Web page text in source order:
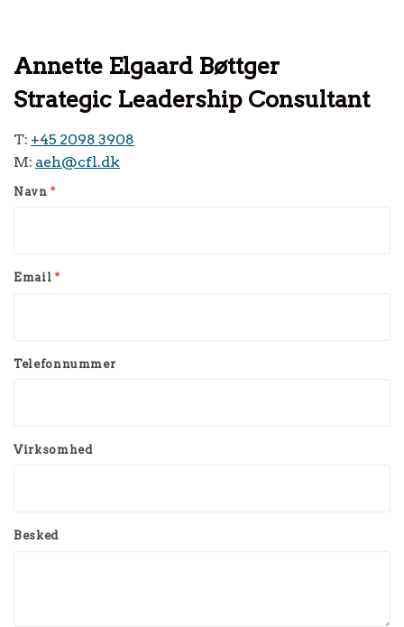
Annette Elgaard Bøttger
Strategic Leadership Consultant
T: +45 2098 3908
M: aeh@cfl.dk
Navn*
Email *
Telefonnummer
Virksomhed
Besked